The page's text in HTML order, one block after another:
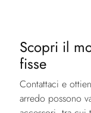
Scopri il
fisse
Contattaci e
arredo possono